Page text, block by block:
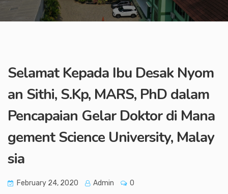
Selamat Kepada Ibu Desak Nyom
an Sithi, S.Kp, MARS, PhD dalam
Pencapaian Gelar Doktor di Mana
gement Science University, Malay
sia
February 24, 2020 Admin 0